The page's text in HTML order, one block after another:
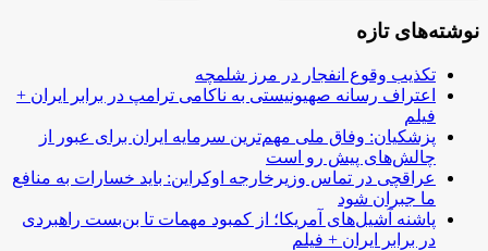
نوشته‌های تازه
تکذیب وقوع انفجار در مرز شلمچه
اعتراف رسانه صهیونیستی به ناکامی ترامپ در برابر ایران +
فیلم
پزشکیان: وفاق ملی مهم‌ترین سرمایه ایران برای عبور از
چالش‌های پیش رو است
عراقچی در تماس وزیرخارجه اوکراین: باید خسارات به منافع
ما جبران شود
پاشنه آشیل‌های آمریکا؛ از کمبود مهمات تا بن‌بست راهبردی
در برابر ایران + فیلم